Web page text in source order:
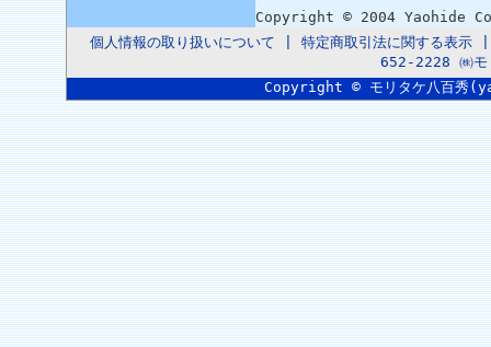
Copyright © 2004 Yaohide
個人情報の取り扱いについて
特定商取引法に関する表示
652-2228 ㈱モ
Copyright © モリタケ八百